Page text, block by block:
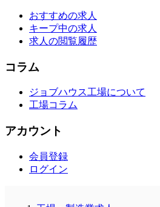
おすすめの求人
キープ中の求人
求人の閲覧履歴
コラム
ジョブハウス工場について
工場コラム
アカウント
会員登録
ログイン